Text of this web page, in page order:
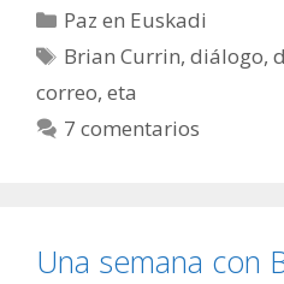
Categorías
Paz en Euskadi
Etiquetas
Brian Currin,diálogo,
correo, eta
7 comentarios
Una semana con